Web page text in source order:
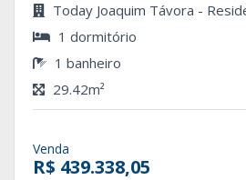
Today Joaquim Távora -
1 dormitório
1 banheiro
29.42m²
Venda
R$ 439.338,05